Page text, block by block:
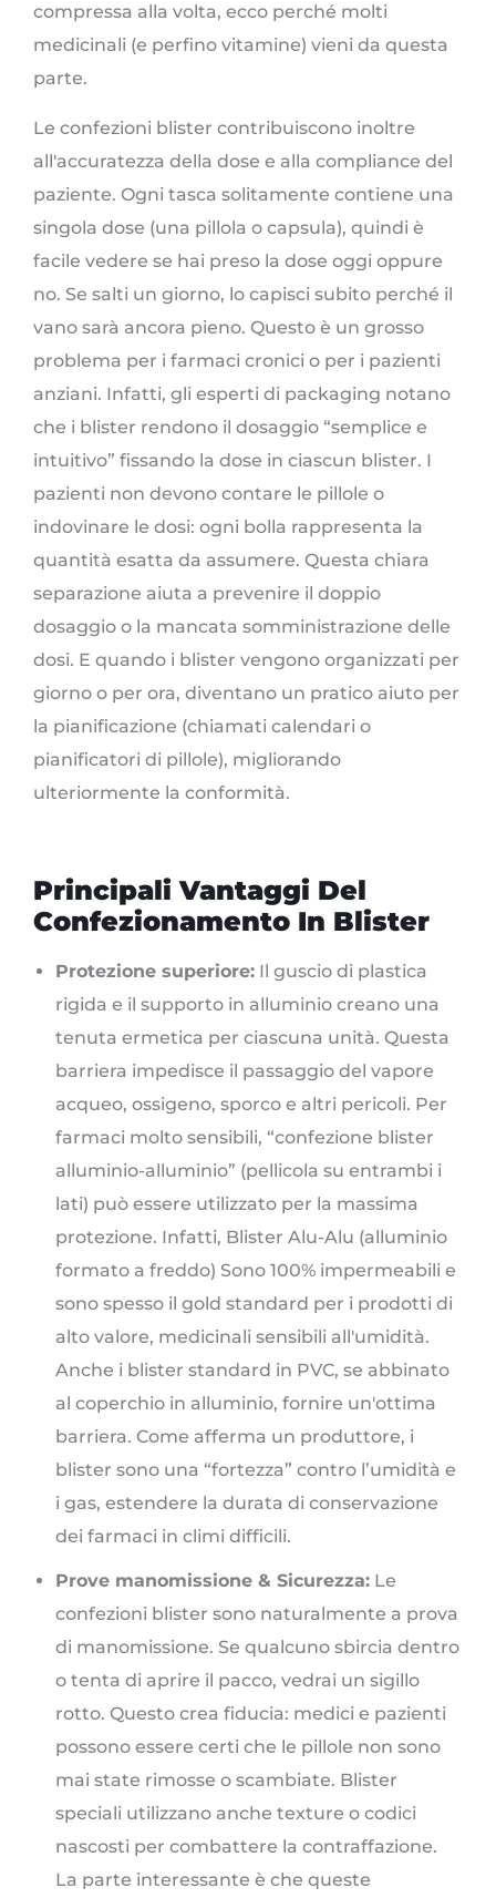
compressa alla volta, ecco perché molti
medicinali (e perfino vitamine) vieni da questa
parte.
Le confezioni blister contribuiscono inoltre
all'accuratezza della dose e alla compliance del
paziente. Ogni tasca solitamente contiene una
singola dose (una pillola o capsula), quindi è
facile vedere se hai preso la dose oggi oppure
no. Se salti un giorno, lo capisci subito perché il
vano sarà ancora pieno. Questo è un grosso
problema per i farmaci cronici o per i pazienti
anziani. Infatti, gli esperti di packaging notano
che i blister rendono il dosaggio “semplice e
intuitivo” fissando la dose in ciascun blister. I
pazienti non devono contare le pillole o
indovinare le dosi: ogni bolla rappresenta la
quantità esatta da assumere. Questa chiara
separazione aiuta a prevenire il doppio
dosaggio o la mancata somministrazione delle
dosi. E quando i blister vengono organizzati per
giorno o per ora, diventano un pratico aiuto per
la pianificazione (chiamati calendari o
pianificatori di pillole), migliorando
ulteriormente la conformità.
Principali Vantaggi Del
Confezionamento In Blister
Protezione superiore: Il guscio di plastica
rigida e il supporto in alluminio creano una
tenuta ermetica per ciascuna unità. Questa
barriera impedisce il passaggio del vapore
acqueo, ossigeno, sporco e altri pericoli. Per
farmaci molto sensibili, “confezione blister
alluminio-alluminio” (pellicola su entrambi i
lati) può essere utilizzato per la massima
protezione. Infatti, Blister Alu-Alu (alluminio
formato a freddo) Sono 100% impermeabili e
sono spesso il gold standard per i prodotti di
alto valore, medicinali sensibili all'umidità.
Anche i blister standard in PVC, se abbinato
al coperchio in alluminio, fornire un'ottima
barriera. Come afferma un produttore, i
blister sono una “fortezza” contro l’umidità e
i gas, estendere la durata di conservazione
dei farmaci in climi difficili.
Prove manomissione & Sicurezza: Le
confezioni blister sono naturalmente a prova
di manomissione. Se qualcuno sbircia dentro
o tenta di aprire il pacco, vedrai un sigillo
rotto. Questo crea fiducia: medici e pazienti
possono essere certi che le pillole non sono
mai state rimosse o scambiate. Blister
speciali utilizzano anche texture o codici
nascosti per combattere la contraffazione.
La parte interessante è che queste